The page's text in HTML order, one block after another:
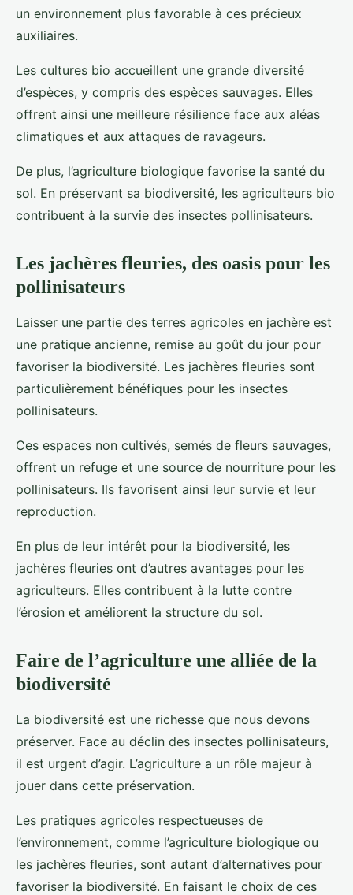
un environnement plus favorable à ces précieux
auxiliaires.
Les cultures bio accueillent une grande diversité
d’espèces, y compris des espèces sauvages. Elles
offrent ainsi une meilleure résilience face aux aléas
climatiques et aux attaques de ravageurs.
De plus, l’agriculture biologique favorise la santé du
sol. En préservant sa biodiversité, les agriculteurs bio
contribuent à la survie des insectes pollinisateurs.
Les jachères fleuries, des oasis pour les
pollinisateurs
Laisser une partie des terres agricoles en jachère est
une pratique ancienne, remise au goût du jour pour
favoriser la biodiversité. Les jachères fleuries sont
particulièrement bénéfiques pour les insectes
pollinisateurs.
Ces espaces non cultivés, semés de fleurs sauvages,
offrent un refuge et une source de nourriture pour les
pollinisateurs. Ils favorisent ainsi leur survie et leur
reproduction.
En plus de leur intérêt pour la biodiversité, les
jachères fleuries ont d’autres avantages pour les
agriculteurs. Elles contribuent à la lutte contre
l’érosion et améliorent la structure du sol.
Faire de l’agriculture une alliée de la
biodiversité
La biodiversité est une richesse que nous devons
préserver. Face au déclin des insectes pollinisateurs,
il est urgent d’agir. L’agriculture a un rôle majeur à
jouer dans cette préservation.
Les pratiques agricoles respectueuses de
l’environnement, comme l’agriculture biologique ou
les jachères fleuries, sont autant d’alternatives pour
favoriser la biodiversité. En faisant le choix de ces